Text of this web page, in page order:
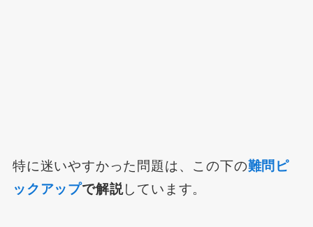
特に迷いやすかった問題は、この下の難問ピ
ックアップで解説しています。